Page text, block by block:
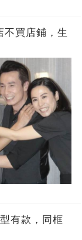
不買店鋪，生
有款，同框